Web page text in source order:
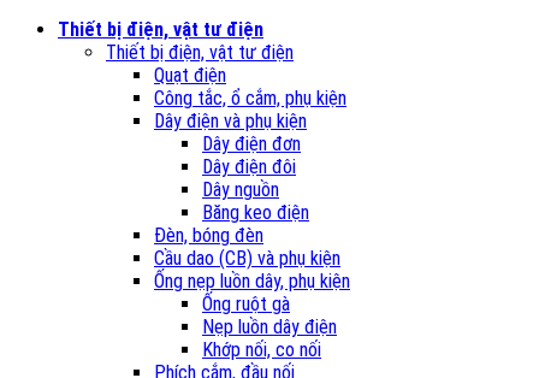
Thiết bị điện, vật tư điện
Thiết bị điện, vật tư điện
Quạt điện
Công tắc, ổ cắm, phụ kiện
Dây điện và phụ kiện
Dây điện đơn
Dây điện đôi
Dây nguồn
Băng keo điện
Đèn, bóng đèn
Cầu dao (CB) và phụ kiện
Ống nẹp luồn dây, phụ kiện
Ống ruột gà
Nẹp luồn dây điện
Khớp nối, co nối
Phích cắm, đầu nối